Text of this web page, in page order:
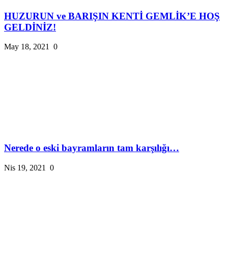
HUZURUN ve BARIŞIN KENTİ GEMLİK’E HOŞ
GELDİNİZ!
May 18, 2021 0
Nerede o eski bayramların tam karşılığı…
Nis 19, 2021 0